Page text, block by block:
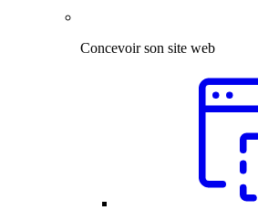
Concevoir son site web